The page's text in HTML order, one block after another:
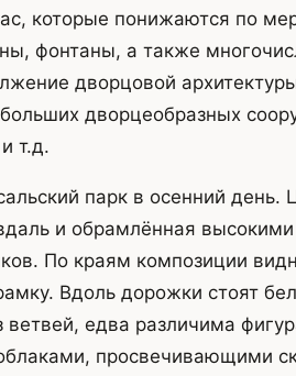
которые понижаются по
фонтаны, а также
дворцовой
дворцеобразных
т.д.
парк в осенний день.
и обрамлённая
По краям композиции
Вдоль дорожки стоят
ветвей, едва различима
просвечивающими